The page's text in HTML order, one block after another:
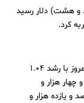
هزار و هشتصد و هشت) دلار رسید
قیمت طلا افزایش پیدا کرد و هر گرم طلا ۱۸ عیار امروز با رشد ۱.۰۴
نود و چهار هزار و
و ششصد و یازده هزار و